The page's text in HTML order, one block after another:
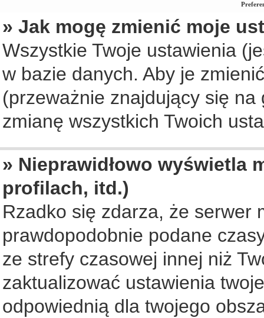
» Jak mogę zmienić moje
Wszystkie Twoje ustawienia
w bazie danych. Aby je
(przeważnie znajdujący się
zmianę wszystkich Twoich
» Nieprawidłowo wyświetla
profilach, itd.)
Rzadko się zdarza, że serwer
prawdopodobnie podane
ze strefy czasowej innej niż
zaktualizować ustawienia
odpowiednią dla twojego